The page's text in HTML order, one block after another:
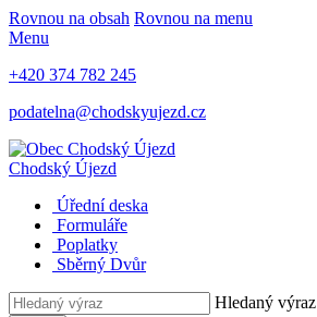
Rovnou na obsah Rovnou na menu
Menu
+420 374 782 245
podatelna@chodskyujezd.cz
Chodský Újezd
Úřední deska
Formuláře
Poplatky
Sběrný Dvůr
Hledaný výraz